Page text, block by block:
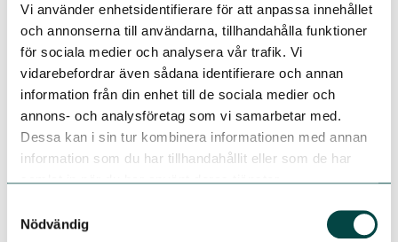
Vi använder enhetsidentifierare för att anpassa innehållet
och annonserna till användarna, tillhandahålla funktioner
för sociala medier och analysera vår trafik. Vi
vidarebefordrar även sådana identifierare och annan
information från din enhet till de sociala medier och
annons- och analysföretag som vi samarbetar med.
Dessa kan i sin tur kombinera informationen med annan
information som du har tillhandahållit eller som de har
samlat in när du har använt deras tjänster.
Nödvändig
granskning, så man bör vara organiserad.
Rikard tycker att uppdraget som SPUR-inspektör är
spännande eftersom man aldrig vet exakt vad man möter
när man kommer fram.
– Man kan bli ganska överraskad. Även om man fått se
dokument innan så kan man få en annan bild när man
kommer dit. Oftast åt det positiva hållet!
Faktaruta